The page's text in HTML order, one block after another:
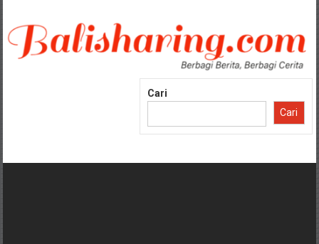
konten
Cari
Cari